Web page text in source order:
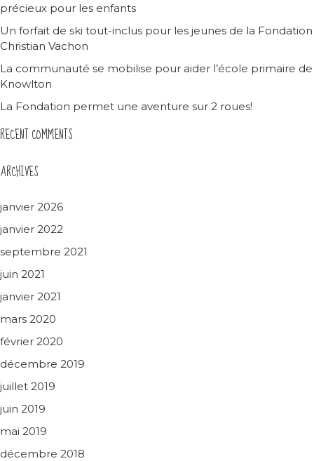
précieux pour les enfants
Un forfait de ski tout-inclus pour les jeunes de la Fondation
Christian Vachon
La communauté se mobilise pour aider l’école primaire de
Knowlton
La Fondation permet une aventure sur 2 roues!
RECENT COMMENTS
ARCHIVES
janvier 2026
janvier 2022
septembre 2021
juin 2021
janvier 2021
mars 2020
février 2020
décembre 2019
juillet 2019
juin 2019
mai 2019
décembre 2018